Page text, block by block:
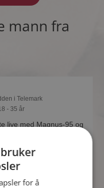
mann fra
i Telemark
- 35 år
live med Magnus-95 og
for å